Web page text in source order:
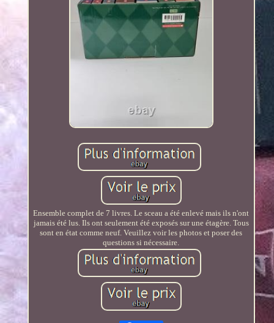
Ensemble complet de 7 livres. Le sceau a été enlevé mais ils n'ont
jamais été lus. Ils ont seulement été exposés sur une étagère. Tous
sont en état comme neuf. Veuillez voir les photos et poser des
questions si nécessaire.